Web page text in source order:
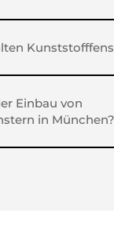
Einbau von
in München?